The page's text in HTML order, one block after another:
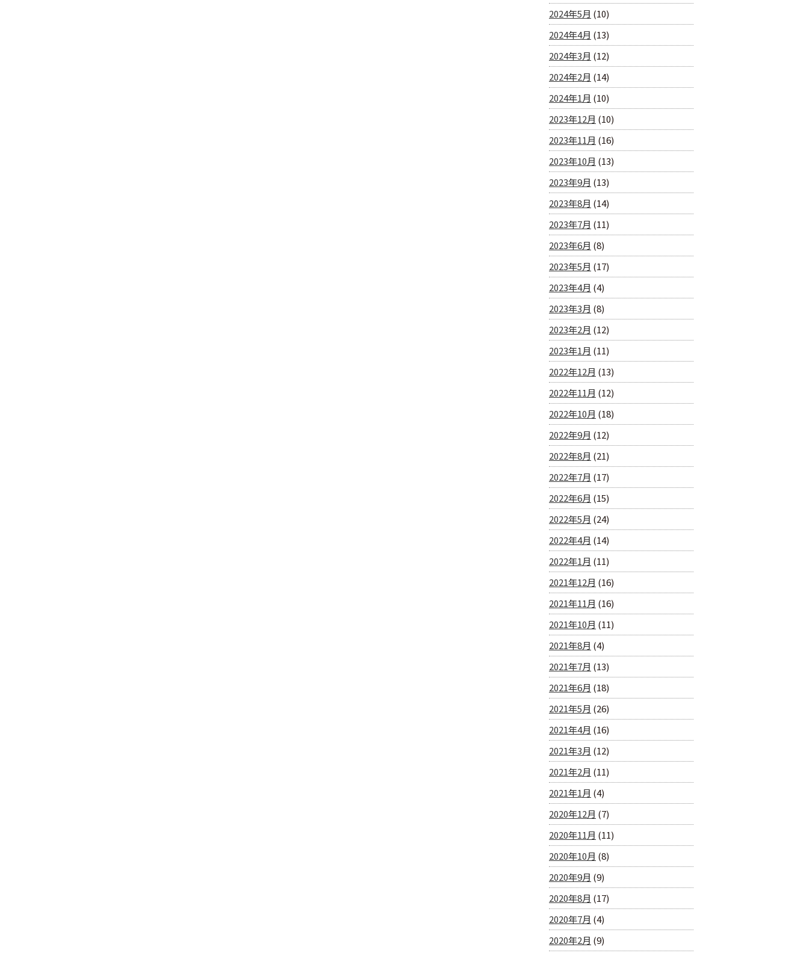
2024年5月 (10)
2024年4月 (13)
2024年3月 (12)
2024年2月 (14)
2024年1月 (10)
2023年12月 (10)
2023年11月 (16)
2023年10月 (13)
2023年9月 (13)
2023年8月 (14)
2023年7月 (11)
2023年6月 (8)
2023年5月 (17)
2023年4月 (4)
2023年3月 (8)
2023年2月 (12)
2023年1月 (11)
2022年12月 (13)
2022年11月 (12)
2022年10月 (18)
2022年9月 (12)
2022年8月 (21)
2022年7月 (17)
2022年6月 (15)
2022年5月 (24)
2022年4月 (14)
2022年1月 (11)
2021年12月 (16)
2021年11月 (16)
2021年10月 (11)
2021年8月 (4)
2021年7月 (13)
2021年6月 (18)
2021年5月 (26)
2021年4月 (16)
2021年3月 (12)
2021年2月 (11)
2021年1月 (4)
2020年12月 (7)
2020年11月 (11)
2020年10月 (8)
2020年9月 (9)
2020年8月 (17)
2020年7月 (4)
2020年2月 (9)